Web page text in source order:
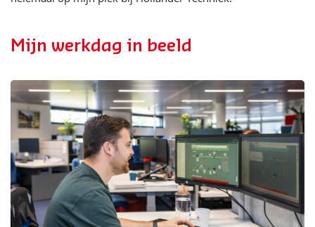
Mijn werkdag in beeld